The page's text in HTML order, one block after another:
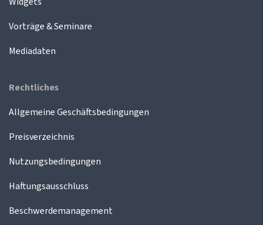
Vorträge & Seminare
Mediadaten
Rechtliches
Allgemeine Geschäftsbedingungen
Preisverzeichnis
Nutzungsbedingungen
Haftungsausschluss
Beschwerdemanagement